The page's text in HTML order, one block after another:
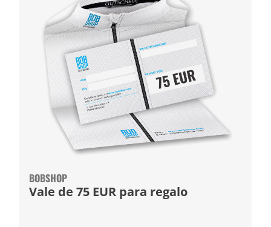
BOBSHOP
Vale de 75 EUR para regalo